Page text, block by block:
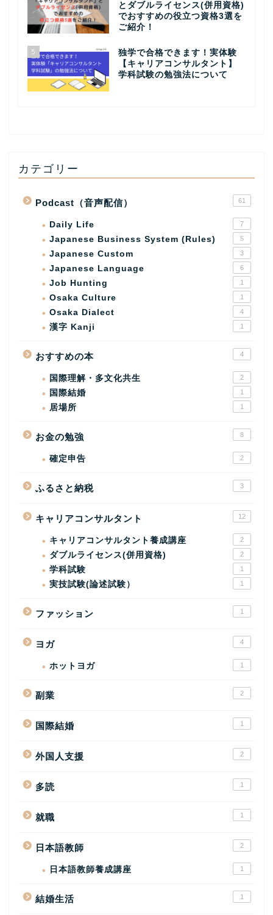
とダブルライセンス(併用資格)
でおすすめの役立つ資格3選を
ご紹介！
5
独学で合格できます！実体験
【キャリアコンサルタント】
学科試験の勉強法について
カテゴリー
Podcast（音声配信） 61
Daily Life 7
Japanese Business System (Rules) 5
Japanese Custom 3
Japanese Language 6
Job Hunting 1
Osaka Culture 1
Osaka Dialect 4
漢字 Kanji 1
おすすめの本 4
国際理解・多文化共生 2
国際結婚 1
居場所 1
お金の勉強 8
確定申告 2
ふるさと納税 3
キャリアコンサルタント 12
キャリアコンサルタント養成講座 2
ダブルライセンス(併用資格) 2
学科試験 1
実技試験(論述試験） 1
ファッション 1
ヨガ 4
ホットヨガ 1
副業 2
国際結婚 1
外国人支援 2
多読 1
就職 1
日本語教師 2
日本語教師養成講座 1
結婚生活 1